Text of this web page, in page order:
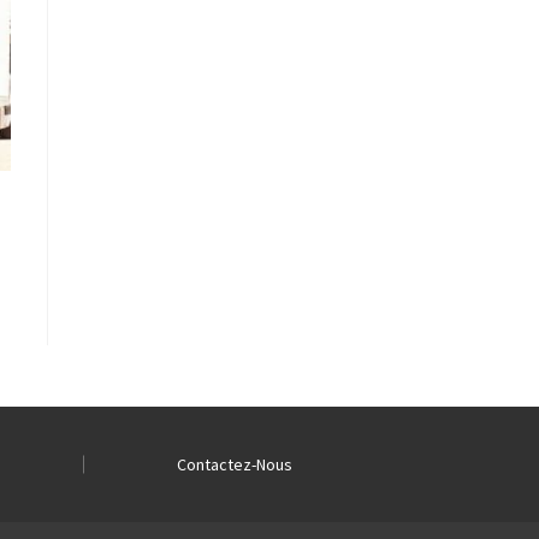
Contactez-Nous